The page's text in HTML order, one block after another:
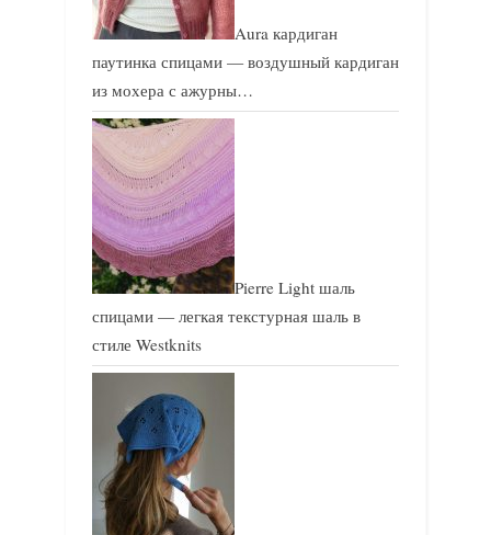
Aura кардиган
паутинка спицами — воздушный кардиган
из мохера с ажурны…
Pierre Light шаль
спицами — легкая текстурная шаль в
стиле Westknits